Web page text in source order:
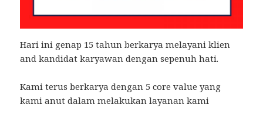
Hari ini genap 15 tahun berkarya melayani klien
and kandidat karyawan dengan sepenuh hati.
Kami terus berkarya dengan 5 core value yang
kami anut dalam melakukan layanan kami